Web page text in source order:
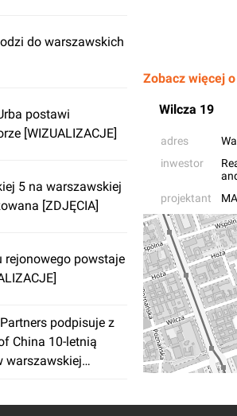
do warszawskich
postawi
[WIZUALIZACJE]
5 na warszawskiej
[ZDJĘCIA]
rejonowego powstaje
podpisuje z
China 10-letnią
warszawskiej
Zobacz więcej
Wilcza 19
adres
inwestor
projektant